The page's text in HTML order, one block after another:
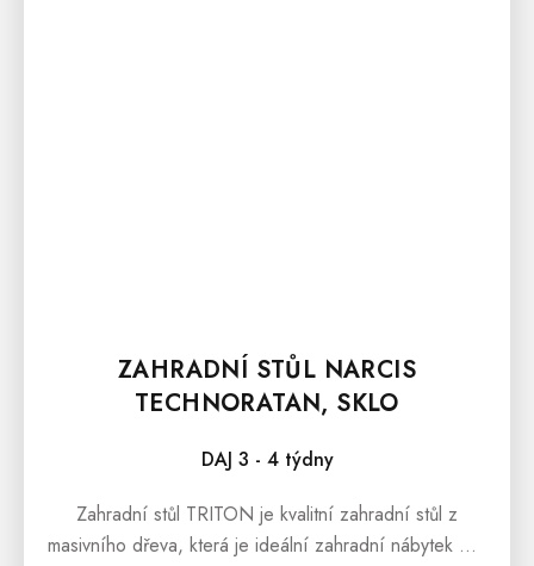
ZAHRADNÍ STŮL NARCIS
TECHNORATAN, SKLO
DAJ 3 - 4 týdny
Zahradní stůl TRITON je kvalitní zahradní stůl z
masivního dřeva, která je ideální zahradní nábytek pro